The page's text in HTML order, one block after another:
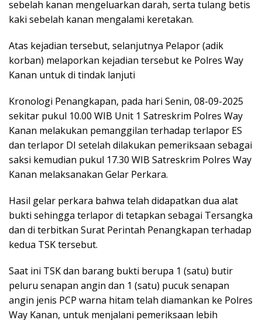
sebelah kanan mengeluarkan darah, serta tulang betis
kaki sebelah kanan mengalami keretakan.
Atas kejadian tersebut, selanjutnya Pelapor (adik
korban) melaporkan kejadian tersebut ke Polres Way
Kanan untuk di tindak lanjuti
Kronologi Penangkapan, pada hari Senin, 08-09-2025
sekitar pukul 10.00 WIB Unit 1 Satreskrim Polres Way
Kanan melakukan pemanggilan terhadap terlapor ES
dan terlapor DI setelah dilakukan pemeriksaan sebagai
saksi kemudian pukul 17.30 WIB Satreskrim Polres Way
Kanan melaksanakan Gelar Perkara.
Hasil gelar perkara bahwa telah didapatkan dua alat
bukti sehingga terlapor di tetapkan sebagai Tersangka
dan di terbitkan Surat Perintah Penangkapan terhadap
kedua TSK tersebut.
Saat ini TSK dan barang bukti berupa 1 (satu) butir
peluru senapan angin dan 1 (satu) pucuk senapan
angin jenis PCP warna hitam telah diamankan ke Polres
Way Kanan, untuk menjalani pemeriksaan lebih